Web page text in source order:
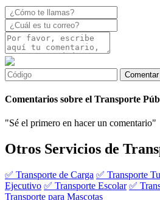
Comentarios sobre el Transporte
"Sé el primero en hacer un comentario"
Otros Servicios de
✅ Transporte de Carga ✅ Transporte
Ejecutivo ✅ Transporte Escolar ✅
Transporte para Mascotas